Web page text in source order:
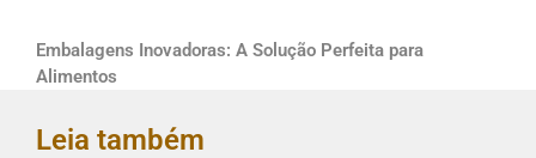
Embalagens Inovadoras: A Solução Perfeita para
Alimentos
Leia também